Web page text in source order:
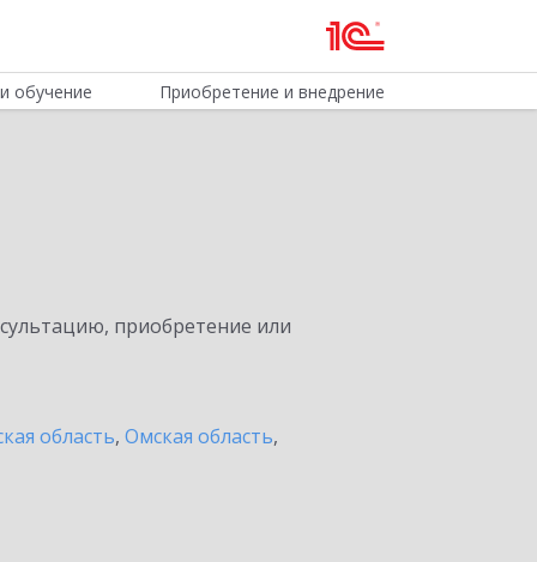
обучение Приобретение и внедрение
приобретение или
область, Омская область,